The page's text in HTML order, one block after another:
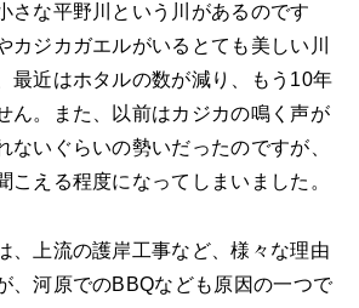
さな平野川という川があるのです
カジカガエルがいるとても美しい川
最近はホタルの数が減り、もう10年
ん。また、以前はカジカの鳴く声が
ないぐらいの勢いだったのですが、
こえる程度になってしまいました。
、上流の護岸工事など、様々な理由
、河原でのBBQなども原因の一つで